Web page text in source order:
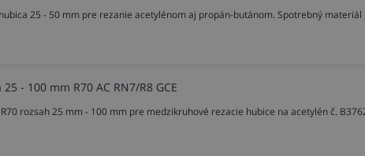
25 - 50 mm pre rezanie acetylénom aj propán-butánom. Spotrebný
- 100 mm R70 AC RN7/R8 GCE
rozsah 25 mm - 100 mm pre medzikruhové rezacie hubice na acetylén č.